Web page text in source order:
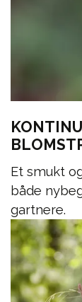
Et smukt
både
gartnere.